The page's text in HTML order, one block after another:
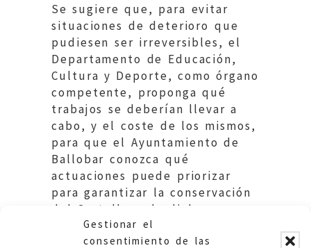
Gestionar el
consentimiento de las
Se sugiere que, para evitar
situaciones de deterioro que
pudiesen ser irreversibles, el
Departamento de Educación,
Cultura y Deporte, como órgano
competente, proponga qué
trabajos se deberían llevar a
cabo, y el coste de los mismos,
para que el Ayuntamiento de
Ballobar conozca qué
actuaciones puede priorizar
para garantizar la conservación
del Castellazo de dicha
localidad.